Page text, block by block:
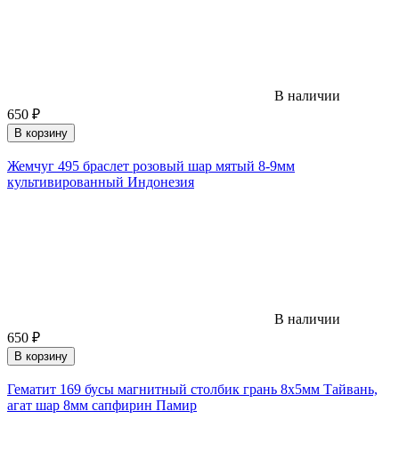
В наличии
650 ₽
В корзину
Жемчуг 495 браслет розовый шар мятый 8-9мм
культивированный Индонезия
В наличии
650 ₽
В корзину
Гематит 169 бусы магнитный столбик грань 8х5мм Тайвань,
агат шар 8мм сапфирин Памир